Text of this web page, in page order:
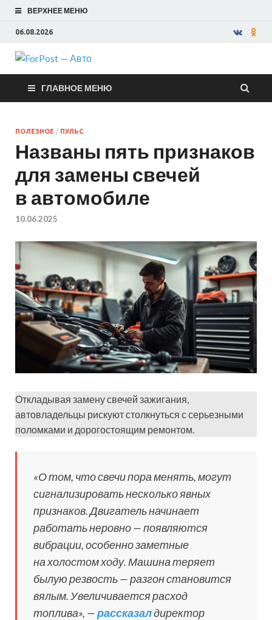
ВЕРХНЕЕ МЕНЮ
06.08.2026
ForPost —
Авто
ГЛАВНОЕ МЕНЮ
ПОЛЕЗНОЕ / ПУЛЬС
Названы пять признаков
для замены свечей
в автомобиле
10.06.2025
Откладывая замену свечей зажигания,
автовладельцы рискуют столкнуться с серьезными
поломками и дорогостоящим ремонтом.
«О том, что свечи пора менять, могут
сигнализировать несколько явных
признаков. Двигатель начинает
работать неровно — появляются
вибрации, особенно заметные
на холостом ходу. Машина теряет
былую резвость — разгон становится
вялым. Увеличивается расход
топлива», —рассказалдиректор